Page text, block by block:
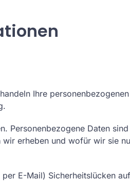
Ihre
Personenbezogene Daten
erheben und wofür wir sie
E-Mail) Sicherheitslücken